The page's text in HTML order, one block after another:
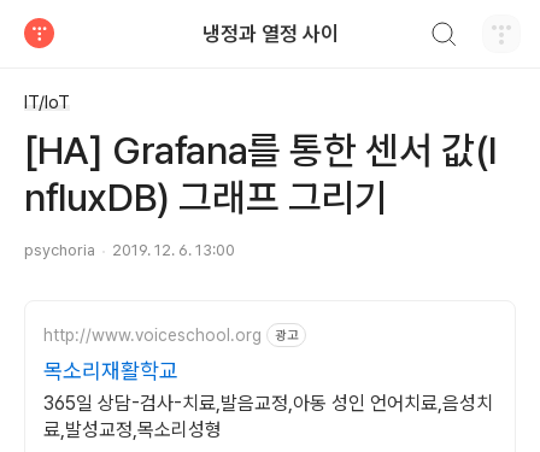
냉정과 열정 사이
IT/IoT
[HA] Grafana를 통한 센서 값(I
nfluxDB) 그래프 그리기
psychoria 2019. 12. 6. 13:00
http://www.voiceschool.org 광고
목소리재활학교
365일 상담-검사-치료,발음교정,아동 성인 언어치료,음성치
료,발성교정,목소리성형